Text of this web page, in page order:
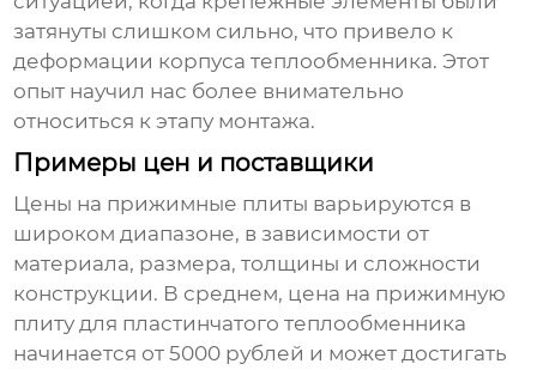
затянуты слишком сильно, что привело к
деформации корпуса теплообменника. Этот
опыт научил нас более внимательно
относиться к этапу монтажа.
Примеры цен и поставщики
Цены на прижимные плиты варьируются в
широком диапазоне, в зависимости от
материала, размера, толщины и сложности
конструкции. В среднем, цена на прижимную
плиту для пластинчатого теплообменника
начинается от 5000 рублей и может достигать